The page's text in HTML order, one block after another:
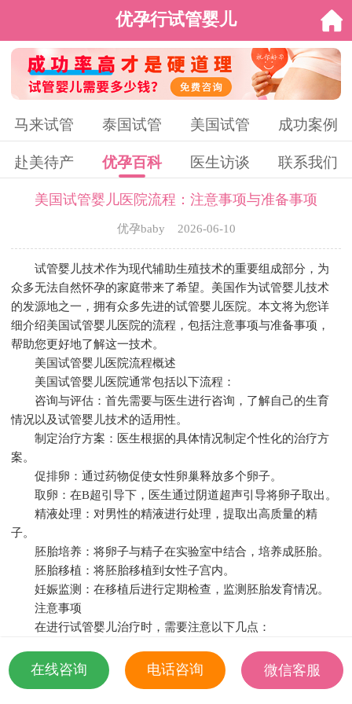
优孕行试管婴儿
马来试管 泰国试管 美国试管 成功案例
赴美待产 优孕百科 医生访谈 联系我们
美国试管婴儿医院流程：注意事项与准备事项
优孕baby 2026-06-10
试管婴儿技术作为现代辅助生殖技术的重要组成部分，为
众多无法自然怀孕的家庭带来了希望。美国作为试管婴儿技术
的发源地之一，拥有众多先进的试管婴儿医院。本文将为您详
细介绍美国试管婴儿医院的流程，包括注意事项与准备事项，
帮助您更好地了解这一技术。
美国试管婴儿医院流程概述
美国试管婴儿医院通常包括以下流程：
咨询与评估：首先需要与医生进行咨询，了解自己的生育
情况以及试管婴儿技术的适用性。
制定治疗方案：医生根据的具体情况制定个性化的治疗方
案。
促排卵：通过药物促使女性卵巢释放多个卵子。
取卵：在B超引导下，医生通过阴道超声引导将卵子取出。
精液处理：对男性的精液进行处理，提取出高质量的精
子。
胚胎培养：将卵子与精子在实验室中结合，培养成胚胎。
胚胎移植：将胚胎移植到女性子宫内。
妊娠监测：在移植后进行定期检查，监测胚胎发育情况。
注意事项
在进行试管婴儿治疗时，需要注意以下几点：
了解自己的生育情况，包括卵巢储备、子宫内膜等。
选择正规医院：选择具有资质的试管婴儿医院，确保治疗
在线咨询 电话咨询
微信客服